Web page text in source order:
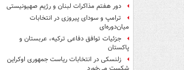
دور هفتم مذاکرات لبنان و رژیم صهیونیستی
ترامپ و سودای پیروزی در انتخابات
میان‌دوره‌ای
جزئیات توافق دفاعی ترکیه، عربستان و
پاکستان
زلنسکی در انتخابات ریاست جمهوری اوکراین